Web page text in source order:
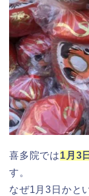
喜多院では1月3
す。
なぜ1月3日かと